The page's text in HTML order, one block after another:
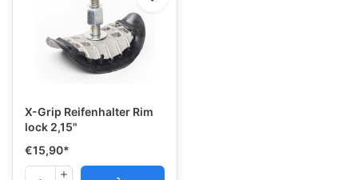
X-Grip Reifenhalter Rim
lock 2,15"
€15,90*